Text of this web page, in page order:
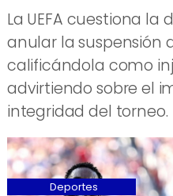
La UEFA cuestiona la
anular la suspensión
calificándola como
advirtiendo sobre el
integridad del torneo.
Deportes